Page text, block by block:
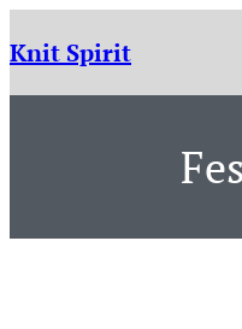
contenu
Knit Spirit